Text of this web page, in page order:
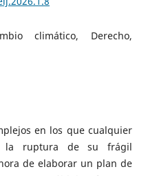
climático, Derecho,
en los que cualquier
la ruptura de su frágil
de elaborar un plan de